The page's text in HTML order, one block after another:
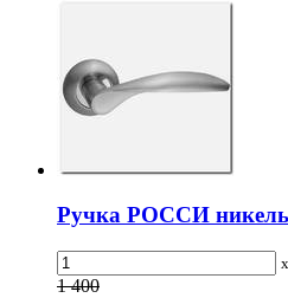
Ручка РОССИ
x
1 400